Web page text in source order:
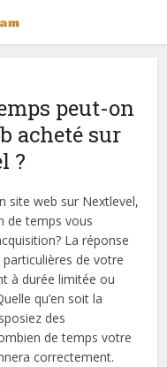
peut-on
acheté sur
?
site web sur Nextlevel,
de temps vous
La réponse
de votre
à durée limitée ou
qu’en soit la
des
de temps votre
correctement.